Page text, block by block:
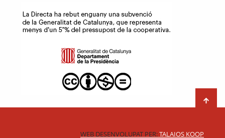
WEB DESENVOLUPAT PER:TALAIOS KOOP